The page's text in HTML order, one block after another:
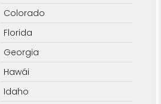
Colorado
Florida
Georgia
Hawái
Idaho